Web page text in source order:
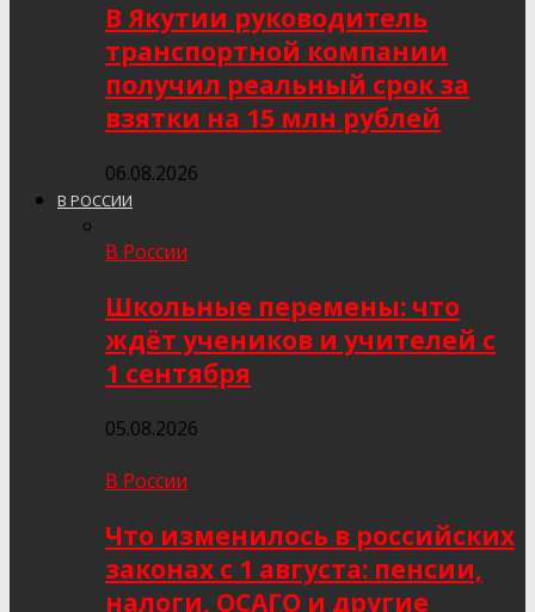
В Якутии руководитель
транспортной компании
получил реальный срок за
взятки на 15 млн рублей
06.08.2026
В РОССИИ
В России
Школьные перемены: что
ждёт учеников и учителей с
1 сентября
05.08.2026
В России
Что изменилось в российских
законах с 1 августа: пенсии,
налоги, ОСАГО и другие